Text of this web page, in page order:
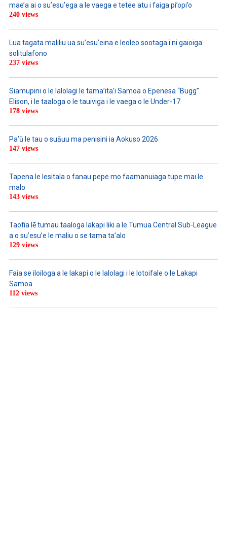
mae’a ai o su’esu’ega a le vaega e tetee atu i faiga pi’opi’o
240 views
Lua tagata maliliu ua su’esu’eina e leoleo sootaga i ni gaioiga
solitulafono
237 views
Siamupini o le lalolagi le tama’ita’i Samoa o Epenesa “Bugg”
Elison, i le taaloga o le tauiviga i le vaega o le Under-17
178 views
Pa’ū le tau o suāuu ma penisini ia Aokuso 2026
147 views
Tapena le lesitala o fanau pepe mo faamanuiaga tupe mai le
malo
143 views
Taofia lē tumau taaloga lakapi liki a le Tumua Central Sub-League
a o su’esu’e le maliu o se tama ta’alo
129 views
Faia se iloiloga a le lakapi o le lalolagi i le lotoifale o le Lakapi
Samoa
112 views